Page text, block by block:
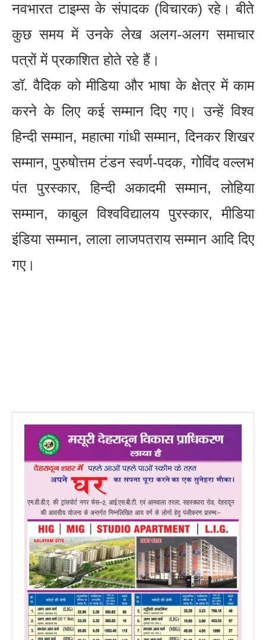
नवभारत टाइम्स के संपादक (विचारक) रहे। बीते
कुछ समय में उनके लेख अलग-अलग समाचार
पत्रों में प्रकाशित होते रहे हैं।
डॉ. वैदिक को मीडिया और भाषा के क्षेत्र में काम
करने के लिए कई सम्मान दिए गए। उन्हें विश्व
हिन्दी सम्मान, महात्मा गांधी सम्मान, दिनकर शिखर
सम्मान, पुरुषोत्तम टंडन स्वर्ण-पदक, गोविंद वल्लभ
पंत पुरस्कार, हिन्दी अकादमी सम्मान, लोहिया
सम्मान, काबुल विश्वविद्यालय पुरस्कार, मीडिया
इंडिया सम्मान, लाला लाजपतराय सम्मान आदि दिए
गए।